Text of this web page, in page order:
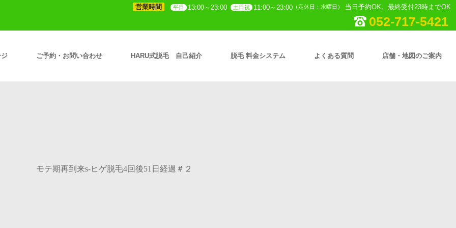
営業時間 平日 13:00～23:00 土日祝 11:00～23:00 （定休日：水曜日） 当日予約OK。最終受付23時までOK
052-717-5421
ご予約・お問い合わせ HARU式脱毛 自己紹介 脱毛 料金システム よくある質問 店舗・地図のご案内
モテ期再到来s-ヒゲ脱毛4回後51日経過＃２